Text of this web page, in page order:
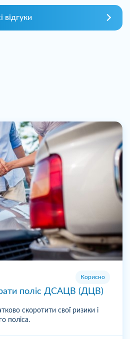
відгуки
Корисно
поліс ДСАЦВ (ДЦВ)
скоротити свої ризики і
поліса.